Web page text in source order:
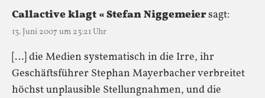
Callactive klagt « Stefan Niggemeiersagt:
13. Juni 2007 um 23:21 Uhr
[…] die Medien systematisch in die Irre, ihr
Geschäftsführer Stephan Mayerbacher verbreitet
höchst unplausible Stellungnahmen, und die